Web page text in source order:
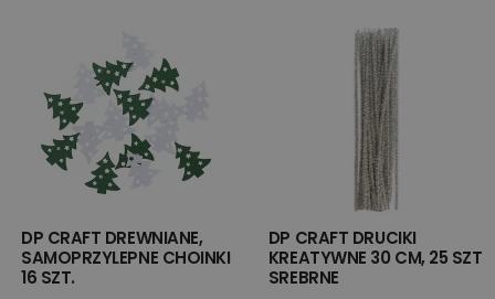
DP CRAFT DREWNIANE,
SAMOPRZYLEPNE CHOINKI
16 SZT.
DP CRAFT DRUCIKI
KREATYWNE 30 CM, 25 SZT
SREBRNE